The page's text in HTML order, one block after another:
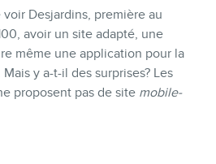
voir Desjardins, première au
avoir un site adapté, une
même une application pour la
y a-t-il des surprises? Les
proposent pas de site mobile-